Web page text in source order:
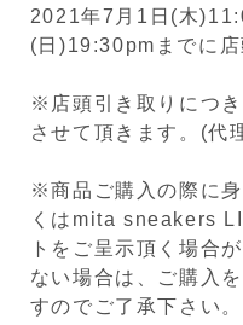
2021年7月1日(木
(日)19:30pmまでに店
※店頭引き取りにつ
させて頂きます。(代
※商品ご購入の際に
くはmita sneakers
トをご呈示頂く場合
ない場合は、ご購入
すのでご了承下さい。